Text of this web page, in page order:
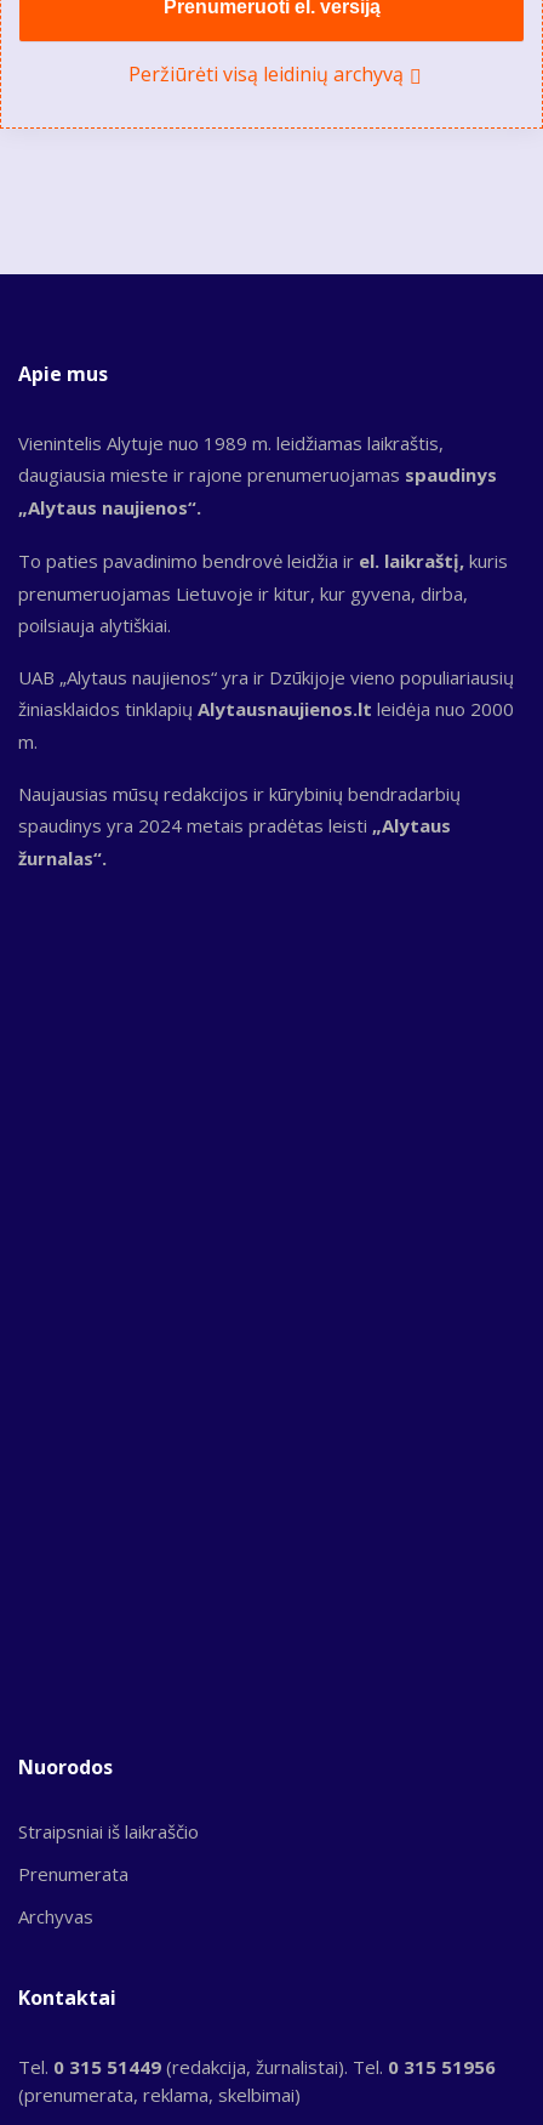
Prenumeruoti el. versiją
Peržiūrėti visą leidinių archyvą
Apie mus
Vienintelis Alytuje nuo 1989 m. leidžiamas laikraštis,
daugiausia mieste ir rajone prenumeruojamas spaudinys
„Alytaus naujienos“.
To paties pavadinimo bendrovė leidžia ir el. laikraštį, kuris
prenumeruojamas Lietuvoje ir kitur, kur gyvena, dirba,
poilsiauja alytiškiai.
UAB „Alytaus naujienos“ yra ir Dzūkijoje vieno populiariausių
žiniasklaidos tinklapių Alytausnaujienos.lt leidėja nuo 2000
m.
Naujausias mūsų redakcijos ir kūrybinių bendradarbių
spaudinys yra 2024 metais pradėtas leisti „Alytaus
žurnalas“.
Nuorodos
Straipsniai iš laikraščio
Prenumerata
Archyvas
Kontaktai
Tel. 0 315 51449 (redakcija, žurnalistai). Tel. 0 315 51956
(prenumerata, reklama, skelbimai)